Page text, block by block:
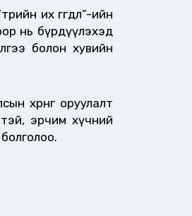
их өгөгдөл”-ийн
нь бүрдүүлэхэд
болон хувийн
хөрөнгө оруулалт
эрчим хүчний